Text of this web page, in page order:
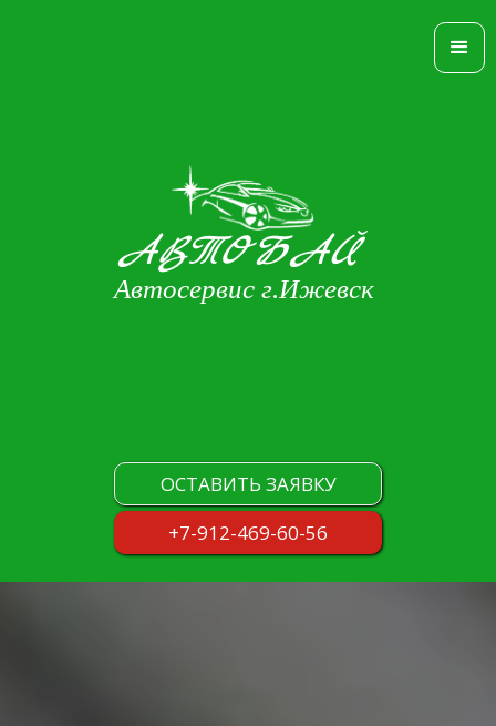
АВТОБАЙ
Автосервис г.Ижевск
ОСТАВИТЬ ЗАЯВКУ
+7-912-469-60-56